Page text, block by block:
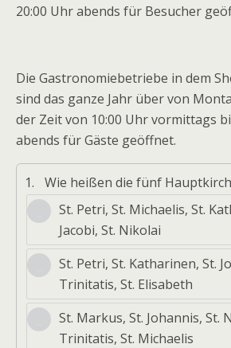
20:00 Uhr abends für Besucher
Die Gastronomiebetriebe in dem
sind das ganze Jahr über von
der Zeit von 10:00 Uhr vormittags
abends für Gäste geöffnet.
1.
Wie heißen die fünf
St. Petri, St. Michaelis, St.
Jacobi, St. Nikolai
St. Petri, St. Katharinen, St.
Trinitatis, St. Elisabeth
St. Markus, St. Johannis, St.
Trinitatis, St. Michaelis